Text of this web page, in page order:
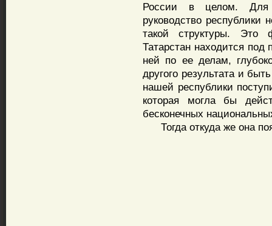
России в целом. Для
руководство республики
такой структуры. Это
Татарстан находится
ней по ее делам,
другого результата и
нашей республики
которая могла бы
бесконечных
Тогда откуда же она